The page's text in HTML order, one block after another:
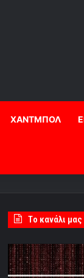
ΧΑΝΤΜΠΟΛ
Tο κανάλι